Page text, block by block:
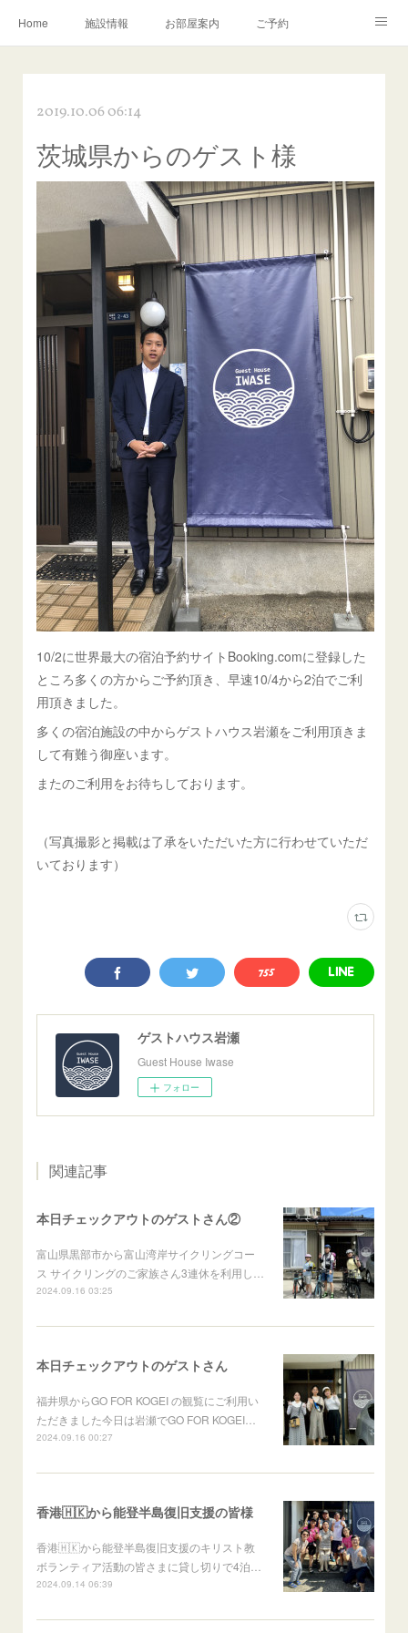
Home 施設情報 お部屋案内 ご予約
お問い合わせ／Q&A
2019.10.06 06:14
茨城県からのゲスト様
10/2に世界最大の宿泊予約サイトBooking.comに登録した
ところ多くの方からご予約頂き、早速10/4から2泊でご利
用頂きました。
多くの宿泊施設の中からゲストハウス岩瀬をご利用頂きま
して有難う御座います。
またのご利用をお待ちしております。
（写真撮影と掲載は了承をいただいた方に行わせていただ
いております）
ゲストハウス岩瀬
Guest House Iwase
フォロー
関連記事
本日チェックアウトのゲストさん②
富山県黒部市から富山湾岸サイクリングコー
ス サイクリングのご家族さん3連休を利用し…
2024.09.16 03:25
本日チェックアウトのゲストさん
福井県からGO FOR KOGEI の観覧にご利用い
ただきました今日は岩瀬でGO FOR KOGEI…
2024.09.16 00:27
香港🇭🇰から能登半島復旧支援の皆様
香港🇭🇰から能登半島復旧支援のキリスト教
ボランティア活動の皆さまに貸し切りで4泊…
2024.09.14 06:39